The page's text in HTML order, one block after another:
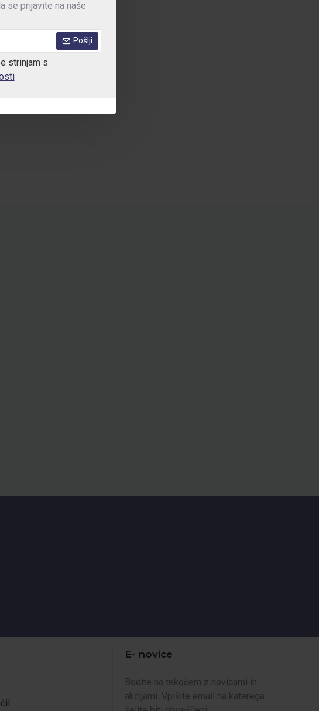
se prijavite na naše
Pošlji
strinjam s
E- novice
Bodite na tekočem z novicami in
akcijami. Vpišite email na katerega